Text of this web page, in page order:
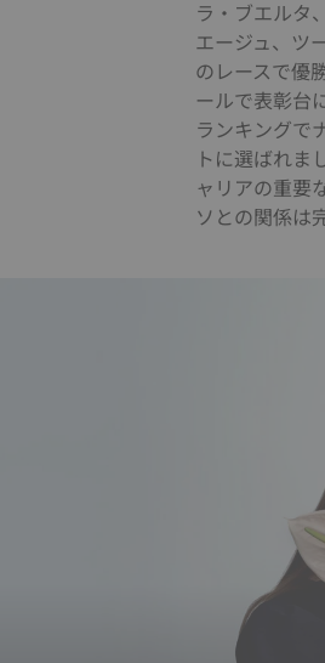
ラ・ブエルタ
エージュ、ツ
のレースで優
ールで表彰台
ランキングで
トに選ばれま
ャリアの重要
ソとの関係は